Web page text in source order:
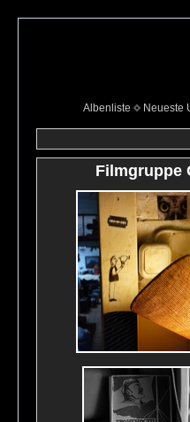
Albenliste
Neueste
Filmgruppe